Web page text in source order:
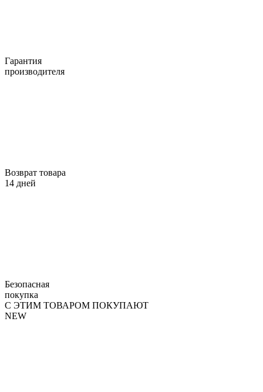
Гарантия
производителя
Возврат товара
14 дней
Безопасная
покупка
С ЭТИМ ТОВАРОМ ПОКУПАЮТ
NEW